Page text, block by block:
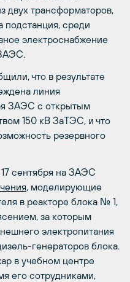
двух трансформаторов,
подстанция, среди
электроснабжение
что в результате
линия
ЗАЭС с открытым
150 кВ ЗаТЭС, и что
резервного
17 сентября на ЗАЭС
, моделирующие
в реакторе блока № 1,
за которым
электропитания
генераторов блока.
в учебном центре
его сотрудниками,